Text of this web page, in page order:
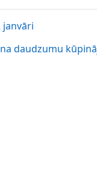
janvāri
daudzumu